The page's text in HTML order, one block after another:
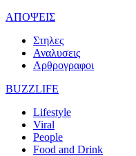
ΑΠΟΨΕΙΣ
Στηλες
Αναλυσεις
Αρθρογραφοι
BUZZLIFE
Lifestyle
Viral
People
Food and Drink